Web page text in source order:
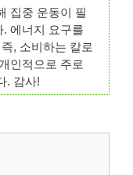
집중 운동이 필
에너지 요구를
, 소비하는 칼로
인적으로 주로
. 감사!